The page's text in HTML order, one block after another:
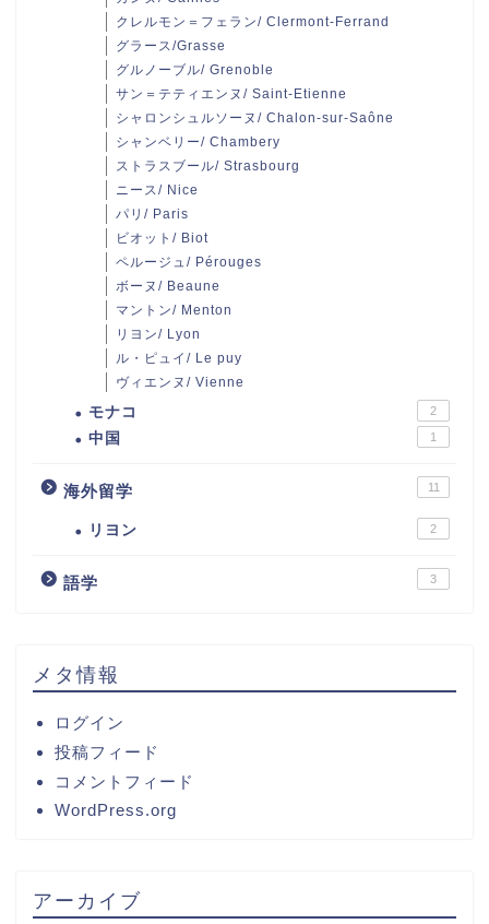
クレルモン＝フェラン/ Clermont-Ferrand
グラース/Grasse
グルノーブル/ Grenoble
サン＝テティエンヌ/ Saint-Etienne
シャロンシュルソーヌ/ Chalon-sur-Saône
シャンベリー/ Chambery
ストラスブール/ Strasbourg
ニース/ Nice
パリ/ Paris
ビオット/ Biot
ペルージュ/ Pérouges
ボーヌ/ Beaune
マントン/ Menton
リヨン/ Lyon
ル・ピュイ/ Le puy
ヴィエンヌ/ Vienne
モナコ 2
中国 1
海外留学 11
リヨン 2
語学 3
メタ情報
ログイン
投稿フィード
コメントフィード
WordPress.org
アーカイブ